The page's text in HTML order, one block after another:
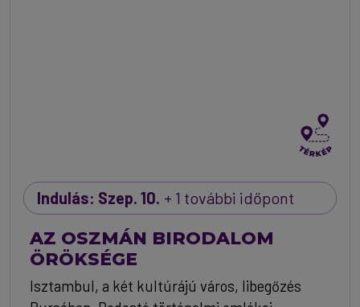
Indulás: Szep. 10. + 1 további időpont
AZ OSZMÁN BIRODALOM
ÖRÖKSÉGE
Isztambul, a két kultúrájú város, libegőzés